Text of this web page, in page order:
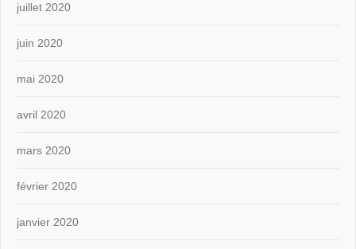
juillet 2020
juin 2020
mai 2020
avril 2020
mars 2020
février 2020
janvier 2020